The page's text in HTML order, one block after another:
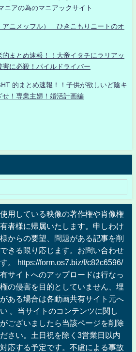
ニアの為のマニアックサイト
アニメッフル） ひきこもりニートのオ
まとめ速報！！大帝イタチにラリアッ
害に必殺！パイルドライバー
的まとめ速報！！子供が欲しいど陰キ
せ！専業主婦！婚活計画編
用している映像の著作権や肖像権
者様に帰属いたします。申しわけ
からの要望、問題がある記事を削
きる限り応じます。お問い合わせ
。 https://form.os7.biz/f/c82c6596/
サイトへのアップロードは行なっ
の侵害を目的としていません、埋
ある場合は各動画共有サイト元へ
。当サイトのコンテンツに関し
ございましたら当該ページを削除
さい。土日祝を除く3営業日以内
応する予定です。不慮による事故